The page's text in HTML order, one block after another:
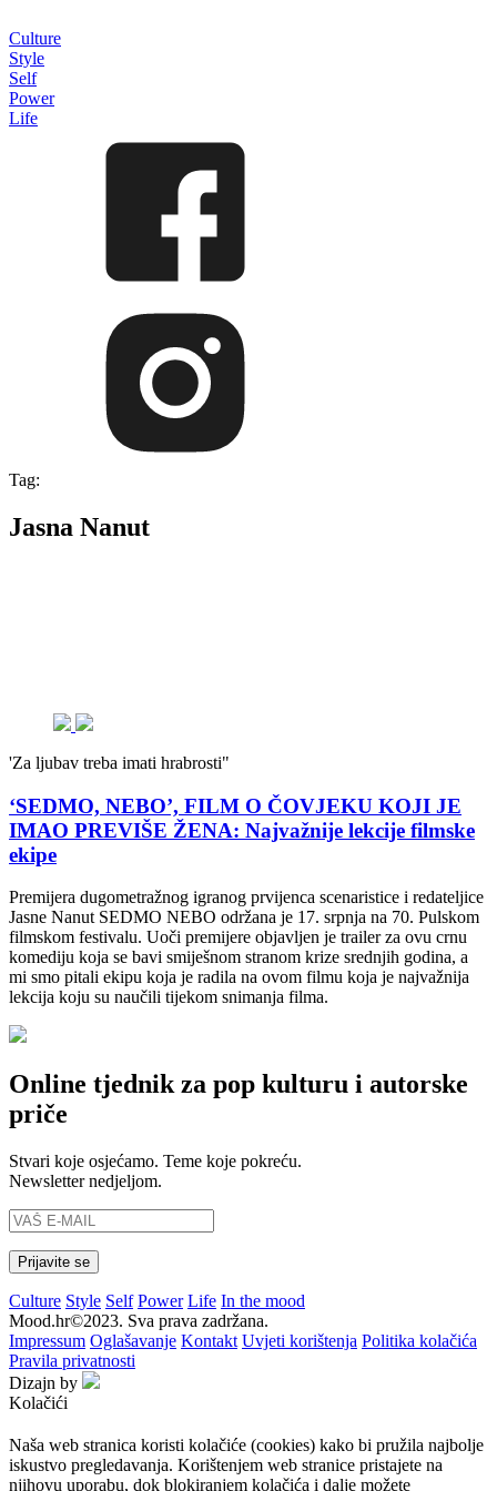
Culture
Style
Self
Power
Life
Tag:
Jasna Nanut
'Za ljubav treba imati hrabrosti"
‘SEDMO, NEBO’, FILM O ČOVJEKU KOJI JE
IMAO PREVIŠE ŽENA: Najvažnije lekcije filmske
ekipe
Premijera dugometražnog igranog prvijenca scenaristice i redateljice
Jasne Nanut SEDMO NEBO održana je 17. srpnja na 70. Pulskom
filmskom festivalu. Uoči premijere objavljen je trailer za ovu crnu
komediju koja se bavi smiješnom stranom krize srednjih godina, a
mi smo pitali ekipu koja je radila na ovom filmu koja je najvažnija
lekcija koju su naučili tijekom snimanja filma.
Online tjednik za pop kulturu i autorske
priče
Stvari koje osjećamo. Teme koje pokreću.
Newsletter nedjeljom.
Culture Style Self Power Life In the mood
Mood.hr©2023. Sva prava zadržana.
Impressum Oglašavanje Kontakt Uvjeti korištenja Politika kolačića
Pravila privatnosti
Dizajn by
Kolačići
Naša web stranica koristi kolačiće (cookies) kako bi pružila najbolje
iskustvo pregledavanja. Korištenjem web stranice pristajete na
njihovu uporabu, dok blokiranjem kolačića i dalje možete